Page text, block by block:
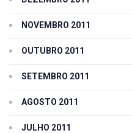
NOVEMBRO 2011
OUTUBRO 2011
SETEMBRO 2011
AGOSTO 2011
JULHO 2011